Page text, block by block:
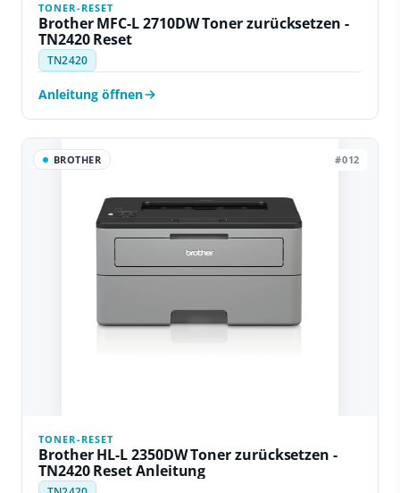
TONER-RESET
Brother MFC-L 2710DW Toner zurücksetzen -
TN2420 Reset
TN2420
Anleitung öffnen
BROTHER #012
TONER-RESET
Brother HL-L 2350DW Toner zurücksetzen -
TN2420 Reset Anleitung